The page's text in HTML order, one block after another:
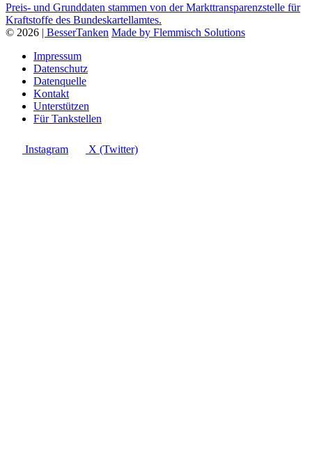
Preis- und Grunddaten stammen von der Markttransparenzstelle für
Kraftstoffe des Bundeskartellamtes.
© 2026 | BesserTanken Made by Flemmisch Solutions
Impressum
Datenschutz
Datenquelle
Kontakt
Unterstützen
Für Tankstellen
Instagram X (Twitter)